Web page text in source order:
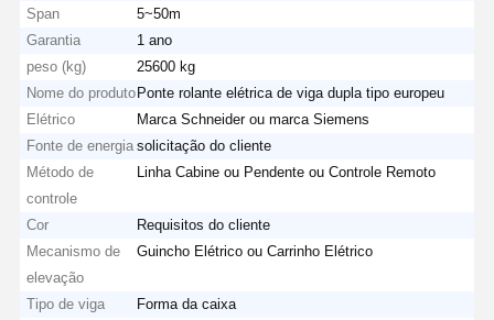
Span
5~50m
Garantia
1 ano
peso (kg)
25600 kg
Nome do produto Ponte rolante elétrica de viga dupla tipo europeu
Elétrico
Marca Schneider ou marca Siemens
Fonte de energia solicitação do cliente
Método de
controle
Linha Cabine ou Pendente ou Controle Remoto
Cor
Requisitos do cliente
Mecanismo de
elevação
Guincho Elétrico ou Carrinho Elétrico
Tipo de viga
Forma da caixa